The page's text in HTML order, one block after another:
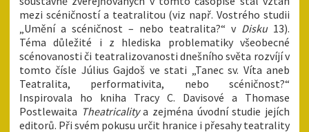
mezi scéničností a teatralitou (viz např. Vostrého studii
„Umění a scéničnost – nebo teatralita?“ v Disku13).
Téma důležité i z hlediska problematiky všeobecné
scénovanosti či teatralizovanosti dnešního světa rozvíjí v
tomto čísle Július Gajdoš ve stati „Tanec sv. Víta aneb
Teatralita, performativita, nebo scéničnost?“
Inspirovala ho kniha Tracy C. Davisové a Thomase
Postlewaita Theatricalitya zejména úvodní studie jejích
editorů. Při svém pokusu určit hranice i přesahy teatrality